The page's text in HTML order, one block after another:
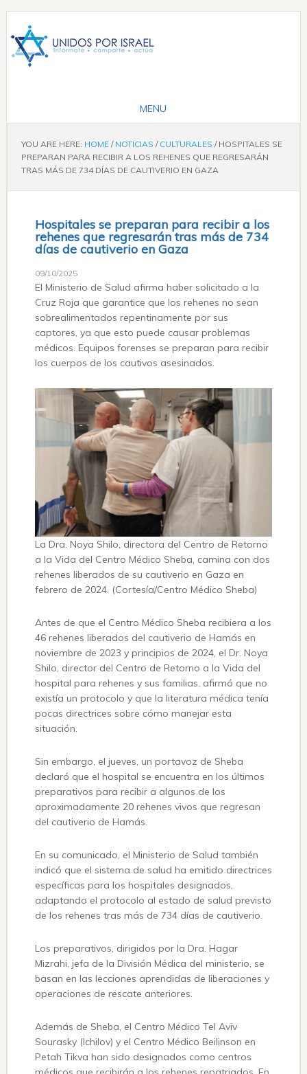
YOU ARE HERE: HOME / NOTICIAS / CULTURALES /HOSPITALES SE
PREPARAN PARA RECIBIR A LOS REHENES QUE REGRESARÁN
TRAS MÁS DE 734 DÍAS DE CAUTIVERIO EN GAZA
Hospitales se preparan para recibir a los
rehenes que regresarán tras más de 734
días de cautiverio en Gaza
09/10/2025
El Ministerio de Salud afirma haber solicitado a la
Cruz Roja que garantice que los rehenes no sean
sobrealimentados repentinamente por sus
captores, ya que esto puede causar problemas
médicos. Equipos forenses se preparan para recibir
los cuerpos de los cautivos asesinados.
La Dra. Noya Shilo, directora del Centro de Retorno
a la Vida del Centro Médico Sheba, camina con dos
rehenes liberados de su cautiverio en Gaza en
febrero de 2024. (Cortesía/Centro Médico Sheba)
Antes de que el Centro Médico Sheba recibiera a los
46 rehenes liberados del cautiverio de Hamás en
noviembre de 2023 y principios de 2024, el Dr. Noya
Shilo, director del Centro de Retorno a la Vida del
hospital para rehenes y sus familias, afirmó que no
existía un protocolo y que la literatura médica tenía
pocas directrices sobre cómo manejar esta
situación.
Sin embargo, el jueves, un portavoz de Sheba
declaró que el hospital se encuentra en los últimos
preparativos para recibir a algunos de los
aproximadamente 20 rehenes vivos que regresan
del cautiverio de Hamás.
En su comunicado, el Ministerio de Salud también
indicó que el sistema de salud ha emitido directrices
específicas para los hospitales designados,
adaptando el protocolo al estado de salud previsto
de los rehenes tras más de 734 días de cautiverio.
Los preparativos, dirigidos por la Dra. Hagar
Mizrahi, jefa de la División Médica del ministerio, se
basan en las lecciones aprendidas de liberaciones y
operaciones de rescate anteriores.
Además de Sheba, el Centro Médico Tel Aviv
Sourasky (Ichilov) y el Centro Médico Beilinson en
Petah Tikva han sido designados como centros